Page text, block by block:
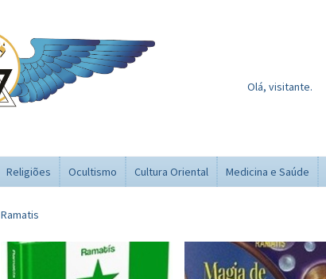
Olá, visitante.
Religiões Ocultismo Cultura Oriental Medicina e Saúde
Ramatis